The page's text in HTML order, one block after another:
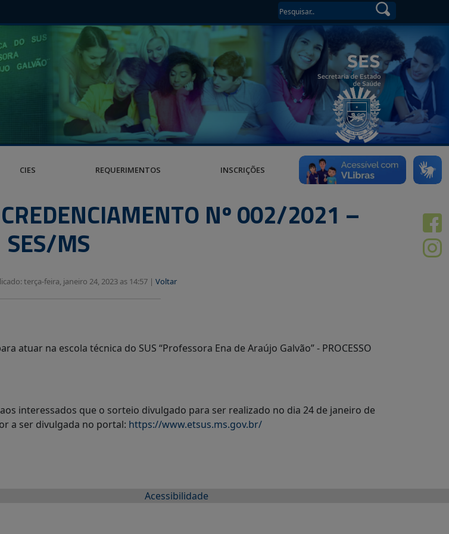
CIES REQUERIMENTOS INSCRIÇÕES
Nº 002/2021 –
SES/MS
terça-feira, janeiro 24, 2023 as 14:57 | Voltar
atuar na escola técnica do SUS “Professora Ena de Araújo Galvão” - PROCESSO
interessados que o sorteio divulgado para ser realizado no dia 24 de janeiro de
a ser divulgada no portal: https://www.etsus.ms.gov.br/
Acessibilidade